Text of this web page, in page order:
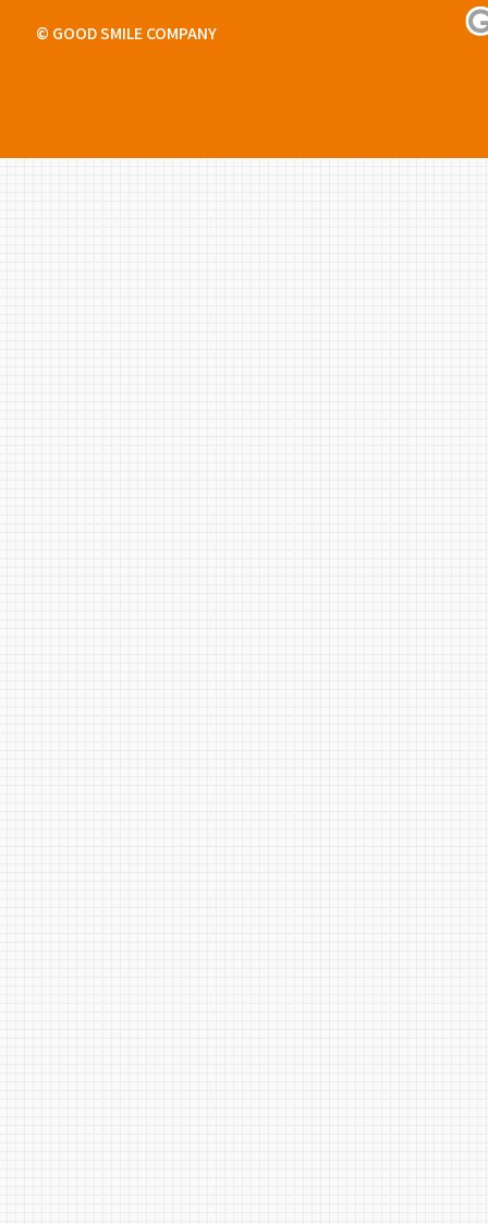
© GOOD SMILE COMPANY